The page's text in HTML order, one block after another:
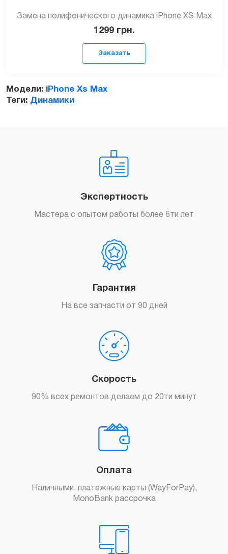
Замена полифонического динамика iPhone XS Max
1299 грн.
Модели: iPhone Xs Max
Теги: Динамики
Экспертность
Мастера с опытом работы более 6ти лет
Гарантия
На все запчасти от 90 дней
Скорость
90% всех ремонтов делаем до 20ти минут
Оплата
Наличными, платежные карты (WayForPay),
MonoBank рассрочка